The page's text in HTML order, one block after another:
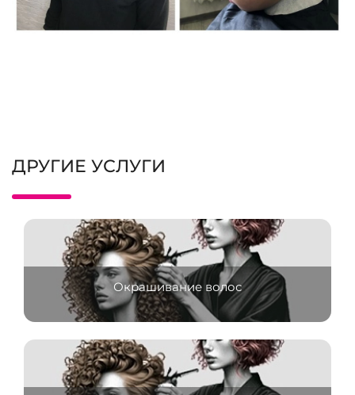
ДРУГИЕ УСЛУГИ
Окрашивание волос